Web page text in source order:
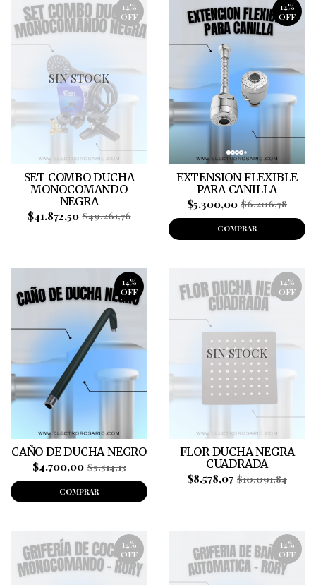
14%
OFF
SIN STOCK
SET COMBO DUCHA
MONOCOMANDO
NEGRA
$41.872,50 $49.261,76
14%
OFF
EXTENSION FLEXIBLE
PARA CANILLA
$5.300,00 $6.206,78
COMPRAR
14%
OFF
CAÑO DE DUCHA NEGRO
$4.700,00 $5.514,13
COMPRAR
14%
OFF
SIN STOCK
FLOR DUCHA NEGRA
CUADRADA
$8.578,07 $10.091,84
14%
OFF
14%
OFF